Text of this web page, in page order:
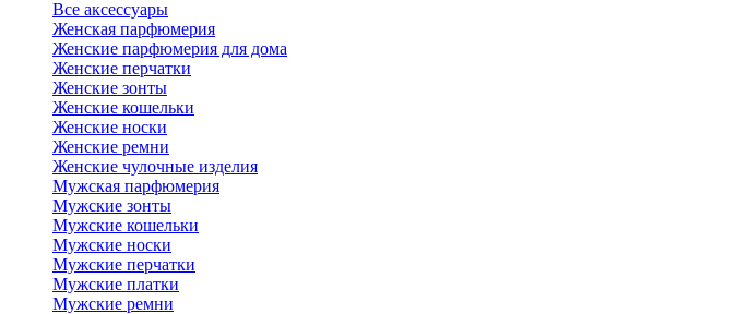
Все аксессуары
Женская парфюмерия
Женские парфюмерия для дома
Женские перчатки
Женские зонты
Женские кошельки
Женские носки
Женские ремни
Женские чулочные изделия
Мужская парфюмерия
Мужские зонты
Мужские кошельки
Мужские носки
Мужские перчатки
Мужские платки
Мужские ремни